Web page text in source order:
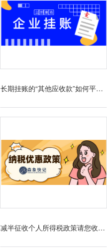
长期挂账的“其他应收款”如何平账？
减半征收个人所得税政策请您收好~